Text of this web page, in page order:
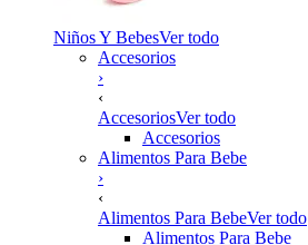
Niños Y BebesVer todo
Accesorios
›
‹
AccesoriosVer todo
Accesorios
Alimentos Para Bebe
›
‹
Alimentos Para BebeVer todo
Alimentos Para Bebe